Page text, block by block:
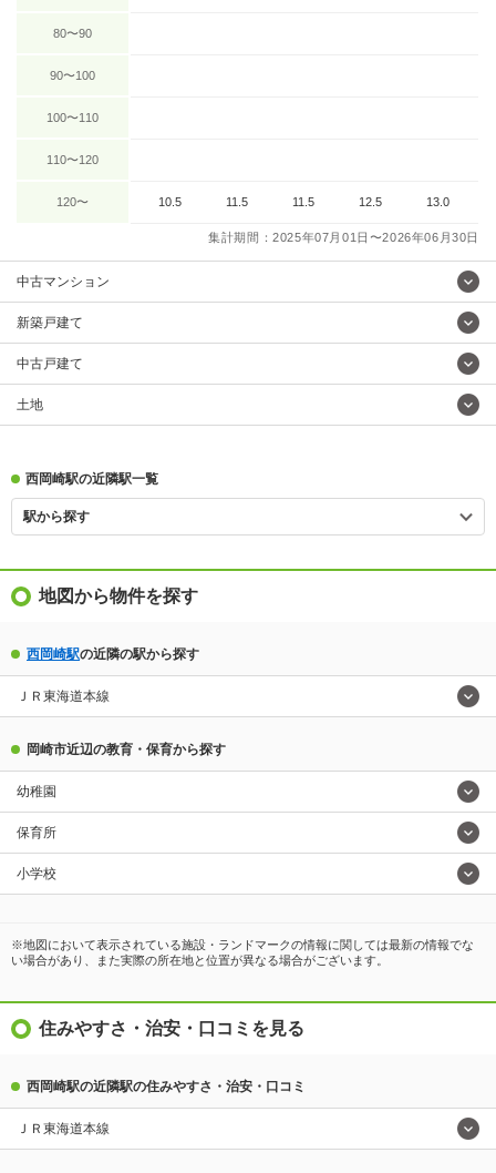
80〜90
90〜100
100〜110
110〜120
120〜 10.5 11.5 11.5 12.5 13.0
集計期間：2025年07月01日〜2026年06月30日
中古マンション
新築戸建て
中古戸建て
土地
西岡崎駅の近隣駅一覧
駅から探す
地図から物件を探す
西岡崎駅の近隣の駅から探す
ＪＲ東海道本線
岡崎市近辺の教育・保育から探す
幼稚園
保育所
小学校
※地図において表示されている施設・ランドマークの情報に関しては最新の情報でな
い場合があり、また実際の所在地と位置が異なる場合がございます。
住みやすさ・治安・口コミを見る
西岡崎駅の近隣駅の住みやすさ・治安・口コミ
ＪＲ東海道本線